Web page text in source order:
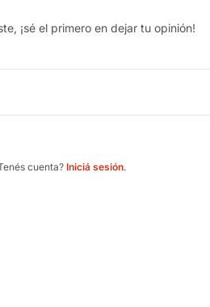
¡sé el primero en dejar tu opinión!
cuenta? Iniciá sesión.